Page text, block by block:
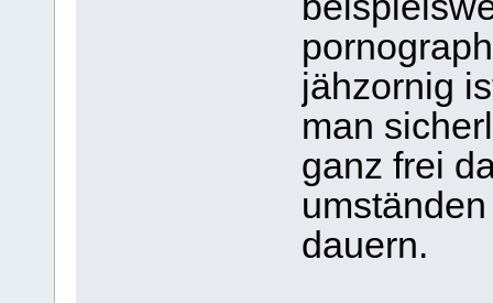
jähzornig
man
ganz frei
dauern.